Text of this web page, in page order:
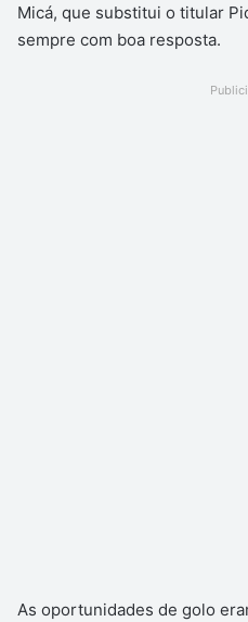
Micá, que substitui o titular
sempre com boa resposta.
As oportunidades de golo